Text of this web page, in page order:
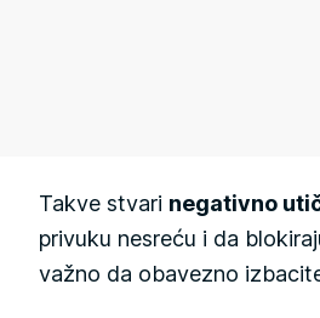
Takve stvari negativno
privuku nesreću i da
važno da obavezno